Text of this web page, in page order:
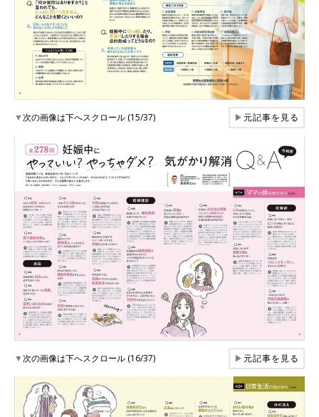
▼次の画像は下へスクロール (15/37) ▶元記事を見る
▼次の画像は下へスクロール (16/37) ▶元記事を見る